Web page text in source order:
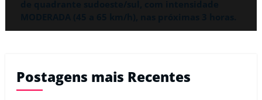
Postagens mais Recentes